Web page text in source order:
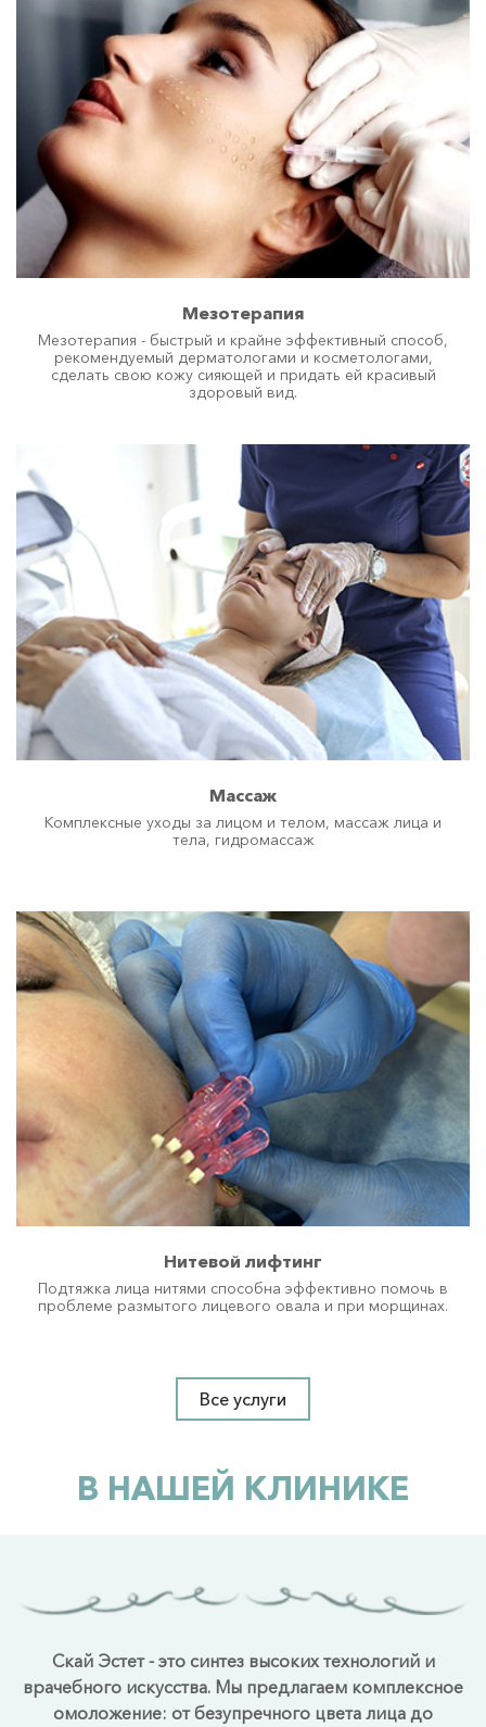
Мезотерапия
Мезотерапия - быстрый и крайне эффективный способ,
рекомендуемый дерматологами и косметологами,
сделать свою кожу сияющей и придать ей красивый
здоровый вид.
Массаж
Комплексные уходы за лицом и телом, массаж лица и
тела, гидромассаж
Нитевой лифтинг
Подтяжка лица нитями способна эффективно помочь в
проблеме размытого лицевого овала и при морщинах.
Все услуги
В НАШЕЙ КЛИНИКЕ
Скай Эстет - это синтез высоких технологий и
врачебного искусства. Мы предлагаем комплексное
омоложение: от безупречного цвета лица до